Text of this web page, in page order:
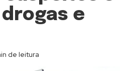
e
de leitura